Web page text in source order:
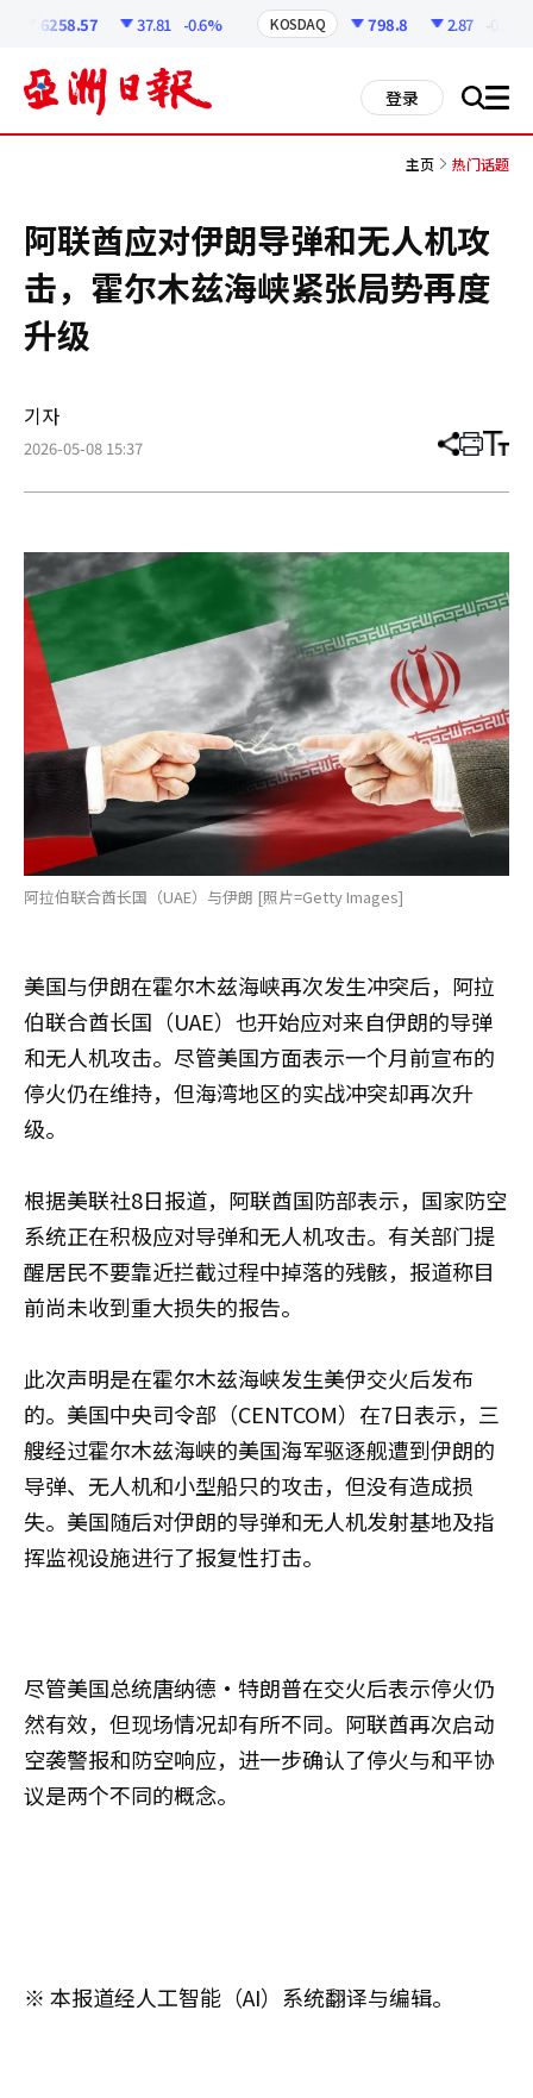
6258.57 37.81 -0.6% KOSDAQ 798.8 2.87 -0.36%
登录 搜 all
主页 热门话题
阿联酋应对伊朗导弹和无人机攻
击，霍尔木兹海峡紧张局势再度
升级
기자
2026-05-08 15:37 分
章
打 调
小
阿拉伯联合酋长国（UAE）与伊朗 [照片=Getty Images]
美国与伊朗在霍尔木兹海峡再次发生冲突后，阿拉
伯联合酋长国（UAE）也开始应对来自伊朗的导弹
和无人机攻击。尽管美国方面表示一个月前宣布的
停火仍在维持，但海湾地区的实战冲突却再次升
级。
根据美联社8日报道，阿联酋国防部表示，国家防空
系统正在积极应对导弹和无人机攻击。有关部门提
醒居民不要靠近拦截过程中掉落的残骸，报道称目
前尚未收到重大损失的报告。
此次声明是在霍尔木兹海峡发生美伊交火后发布
的。美国中央司令部（CENTCOM）在7日表示，三
艘经过霍尔木兹海峡的美国海军驱逐舰遭到伊朗的
导弹、无人机和小型船只的攻击，但没有造成损
失。美国随后对伊朗的导弹和无人机发射基地及指
挥监视设施进行了报复性打击。
尽管美国总统唐纳德·特朗普在交火后表示停火仍
然有效，但现场情况却有所不同。阿联酋再次启动
空袭警报和防空响应，进一步确认了停火与和平协
议是两个不同的概念。
※ 本报道经人工智能（AI）系统翻译与编辑。